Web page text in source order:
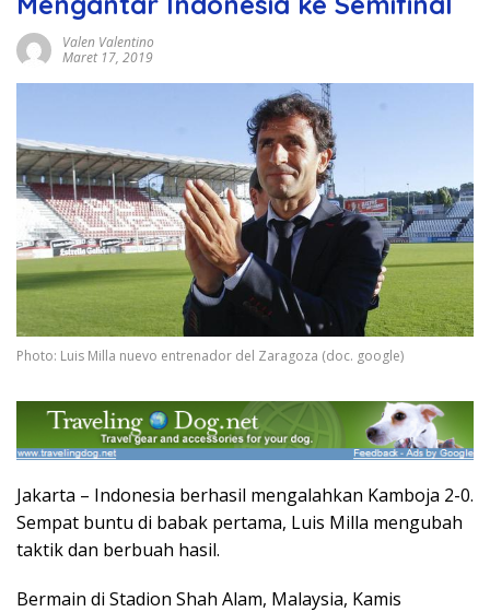
Valen Valentino
Maret 17, 2019
Photo: Luis Milla nuevo entrenador del Zaragoza (doc. google)
Jakarta – Indonesia berhasil mengalahkan Kamboja 2-0.
Sempat buntu di babak pertama, Luis Milla mengubah
taktik dan berbuah hasil.
Bermain di Stadion Shah Alam, Malaysia, Kamis